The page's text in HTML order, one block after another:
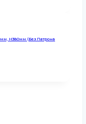
H380мм (без Патрона